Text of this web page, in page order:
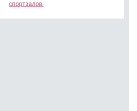
спортзалов.